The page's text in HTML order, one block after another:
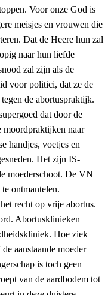
Voor onze God is
meisjes en vrouwen die
Dat de Heere hun zal
naar hun liefde
zal zijn als de
voor politici, dat ze de
de abortuspraktijk.
dat door de
moordpraktijken naar
handjes, voetjes en
Het zijn IS-
moederschoot. De VN
ontmantelen.
recht op vrije abortus.
Abortusklinieken
Hoe ziek
aanstaande moeder
is toch geen
van de aardbodem tot